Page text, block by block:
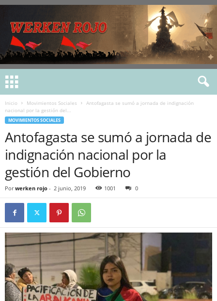
Inicio Movimientos Sociales
Antofagasta se sumó a jornada de indignación
nacional por la gestión del...
MOVIMIENTOS SOCIALES
Antofagasta se sumó a jornada de
indignación nacional por la
gestión del Gobierno
Por werken rojo - 2 junio, 2019 1001 0